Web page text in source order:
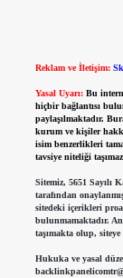
Reklam ve İletişim:
Yasal Uyarı: Bu
hiçbir bağlantısı
paylaşılmaktadır.
kurum ve kişiler
isim benzerlikleri
tavsiye niteliği
Sitemiz, 5651 Sayılı
tarafından
sitedeki içerikleri
bulunmamaktadır.
taşımakta olup,
Hukuka ve yasal